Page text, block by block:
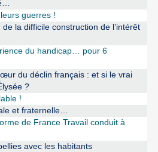
guerres !
la difficile construction de l’intérêt
du handicap… pour 6
du déclin français : et si le vrai
?
!
et fraternelle…
de France Travail conduit à
avec les habitants